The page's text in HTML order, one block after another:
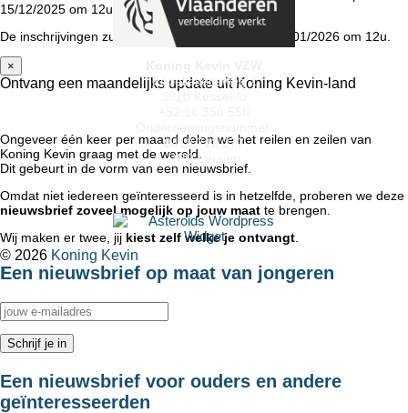
Kapellekensweg 2
0418.712.277
RPR Leuven
© 2026 Koning Kevin
↑
15/12/2025 om 12u.
De inschrijvingen zullen opengaan op zaterdag 10/01/2026 om 12u.
×
Ontvang een maandelijks update uit Koning Kevin-land
Ongeveer één keer per maand delen we het reilen en zeilen van
Koning Kevin graag met de wereld.
Dit gebeurt in de vorm van een nieuwsbrief.
Omdat niet iedereen geïnteresseerd is in hetzelfde, proberen we deze
nieuwsbrief zoveel mogelijk op jouw maat te brengen.
Wij maken er twee, jij kiest zelf welke je ontvangt
Een nieuwsbrief op maat van jongeren
Een nieuwsbrief voor ouders en andere
geïnteresseerden